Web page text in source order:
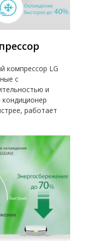
компрессор LG
с
и
работает